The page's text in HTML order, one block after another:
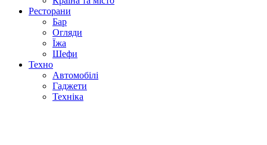
Ресторани
Бар
Огляди
Їжа
Шефи
Техно
Автомобілі
Гаджети
Техніка